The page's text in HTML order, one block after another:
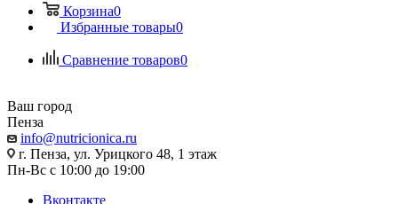
Корзина0
Избранные товары0
Сравнение товаров0
Ваш город
Пенза
info@nutricionica.ru
г. Пенза, ул. Урицкого 48, 1 этаж
Пн-Вс с 10:00 до 19:00
Вконтакте